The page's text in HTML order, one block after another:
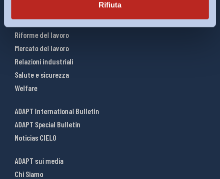
Rifiuta
Infografiche
Riforme del lavoro
Mercato del lavoro
Relazioni industriali
Salute e sicurezza
Welfare
ADAPT International Bulletin
ADAPT Special Bulletin
Noticias CIELO
ADAPT sui media
Chi Siamo